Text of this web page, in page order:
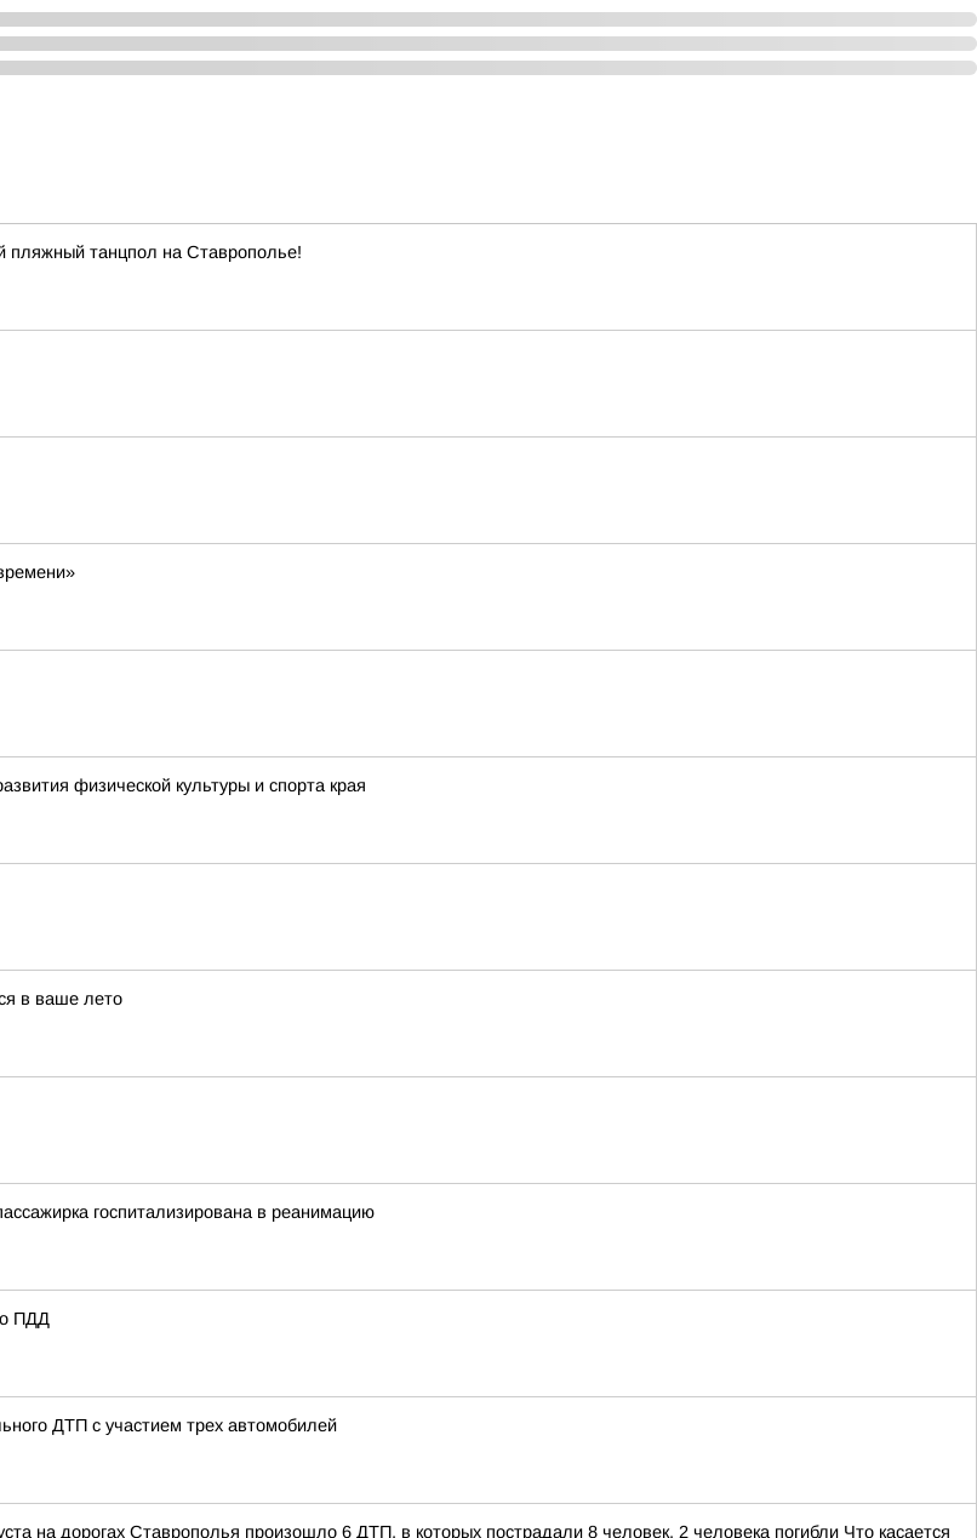
пляжный танцпол на Ставрополье!
физической культуры и спорта края
в ваше лето
госпитализирована в реанимацию
ПДД
ДТП с участием трех автомобилей
на дорогах Ставрополья произошло 6 ДТП, в которых пострадали 8 человек, 2 человека погибли Что касается